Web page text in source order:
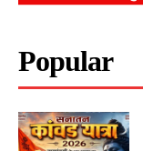
Popular